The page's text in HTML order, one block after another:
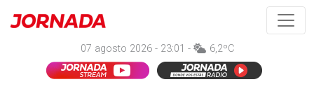
07 agosto 2026 - 23:01 - 6,2ºC